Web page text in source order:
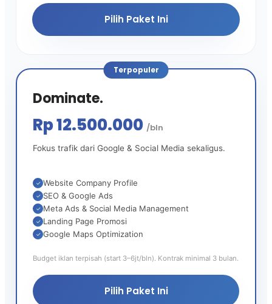
Pilih Paket Ini
Terpopuler
Dominate.
Rp 12.500.000 /bln
Fokus trafik dari Google & Social Media sekaligus.
✓ Website Company Profile
✓ SEO & Google Ads
✓ Meta Ads & Social Media Management
✓ Landing Page Promosi
✓ Google Maps Optimization
Budget iklan terpisah (start 3–6jt/bln). Kontrak minimal 3 bulan.
Pilih Paket Ini